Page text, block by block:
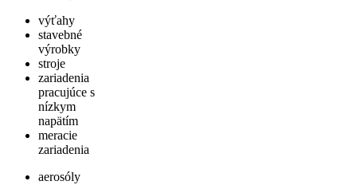
výťahy
stavebné
výrobky
stroje
zariadenia
pracujúce s
nízkym
napätím
meracie
zariadenia
aerosóly